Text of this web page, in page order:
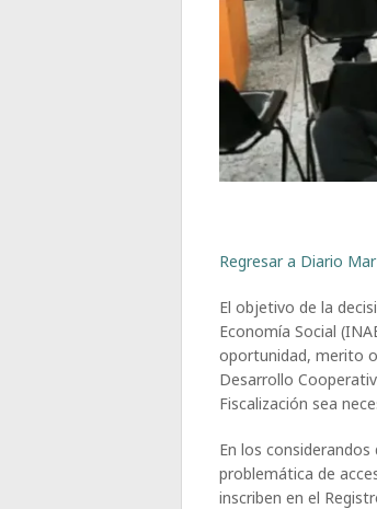
Regresar a Diario
El objetivo de la
Economía Social
oportunidad, merito
Desarrollo
Fiscalización sea
En los
problemática de
inscriben en el